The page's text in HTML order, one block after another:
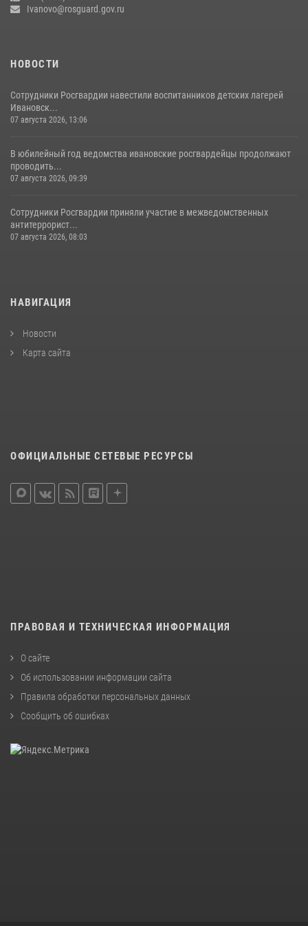
Ivanovo@rosguard.gov.ru
НОВОСТИ
Сотрудники Росгвардии навестили воспитанников детских лагерей
Ивановск...
07 августа 2026, 13:06
В юбилейный год ведомства ивановские росгвардейцы продолжают
проводить...
07 августа 2026, 09:39
Сотрудники Росгвардии приняли участие в межведомственных
антитеррорист...
07 августа 2026, 08:03
НАВИГАЦИЯ
Новости
Карта сайта
ОФИЦИАЛЬНЫЕ СЕТЕВЫЕ РЕСУРСЫ
ПРАВОВАЯ И ТЕХНИЧЕСКАЯ ИНФОРМАЦИЯ
О сайте
Об использовании информации сайта
Правила обработки персональных данных
Сообщить об ошибках